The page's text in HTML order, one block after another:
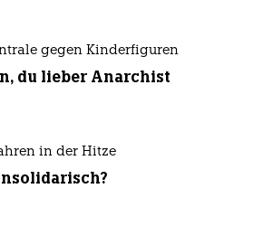
gegen Kinderfiguren
du lieber Anarchist
in der Hitze